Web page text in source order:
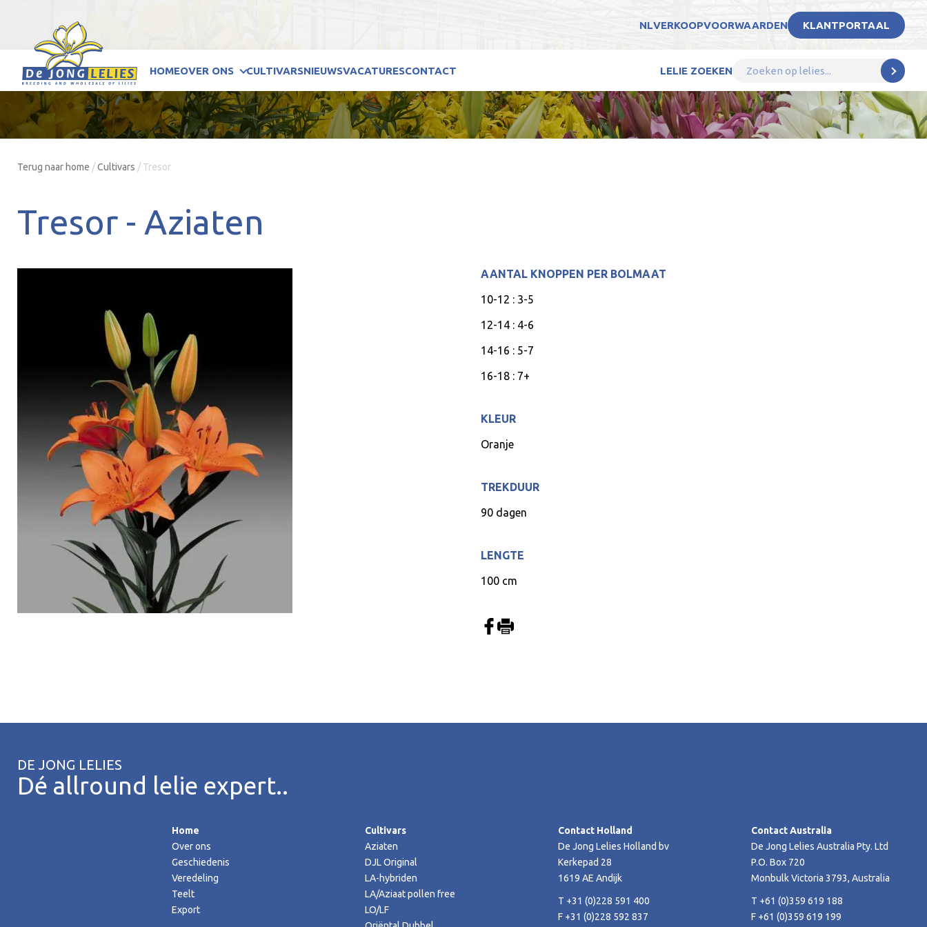
NLVERKOOPVOORWAARDEN KLANTPORTAAL
HOMEOVER ONS CULTIVARSNIEUWSVACATURESCONTACT LELIE ZOEKEN
Terug naar home /Cultivars / Tresor
Tresor - Aziaten
AANTAL KNOPPEN PER BOLMAAT
10-12 : 3-5
12-14 : 4-6
14-16 : 5-7
16-18 : 7+
KLEUR
Oranje
TREKDUUR
90 dagen
LENGTE
100 cm
DE JONG LELIES
Dé allround lelie expert..
Home
Over ons
Geschiedenis
Veredeling
Teelt
Export
Cultivars
Aziaten
DJL Original
LA-hybriden
LA/Aziaat pollen free
LO/LF
Contact Holland
De Jong Lelies Holland bv
Kerkepad 28
1619 AE Andijk
T +31 (0)228 591 400
F +31 (0)228 592 837
Contact Australia
De Jong Lelies Australia Pty. Ltd
P.O. Box 720
Monbulk Victoria 3793, Australia
T +61 (0)359 619 188
F +61 (0)359 619 199